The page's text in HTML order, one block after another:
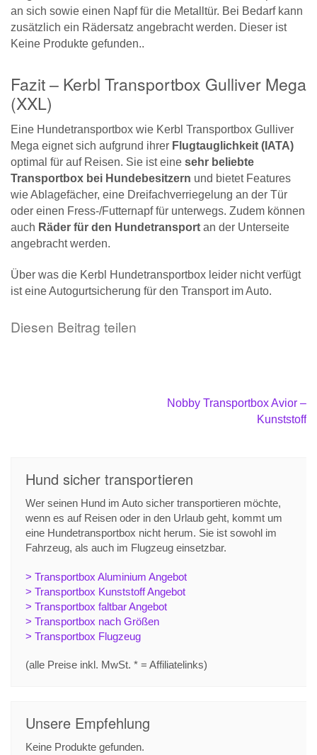
an sich sowie einen Napf für die Metalltür. Bei Bedarf kann
zusätzlich ein Rädersatz angebracht werden. Dieser ist
Keine Produkte gefunden..
Fazit – Kerbl Transportbox Gulliver Mega
(XXL)
Eine Hundetransportbox wie Kerbl Transportbox Gulliver
Mega eignet sich aufgrund ihrer Flugtauglichkeit (IATA)
optimal für auf Reisen. Sie ist eine sehr beliebte
Transportbox bei Hundebesitzern und bietet Features
wie Ablagefächer, eine Dreifachverriegelung an der Tür
oder einen Fress-/Futternapf für unterwegs. Zudem können
auch Räder für den Hundetransport an der Unterseite
angebracht werden.
Über was die Kerbl Hundetransportbox leider nicht verfügt
ist eine Autogurtsicherung für den Transport im Auto.
Diesen Beitrag teilen
Nobby Transportbox Avior –
Kunststoff
Hund sicher transportieren
Wer seinen Hund im Auto sicher transportieren möchte,
wenn es auf Reisen oder in den Urlaub geht, kommt um
eine Hundetransportbox nicht herum. Sie ist sowohl im
Fahrzeug, als auch im Flugzeug einsetzbar.
> Transportbox Aluminium Angebot
> Transportbox Kunststoff Angebot
> Transportbox faltbar Angebot
> Transportbox nach Größen
> Transportbox Flugzeug
(alle Preise inkl. MwSt. * = Affiliatelinks)
Unsere Empfehlung
Keine Produkte gefunden.